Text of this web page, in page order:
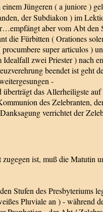
Jüngeren ( a juniore )
der Subdiakon ) im
aber vom Abt den
die Fürbitten ( Orationes
super articulos )
zwei Priester ) nach
beendet ist geht
-
das Allerheiligste auf
des Zelebranten,
verrichtet der
ist, muß die Matutin
Stufen des Presbyteriums
Pluviale an ) - während